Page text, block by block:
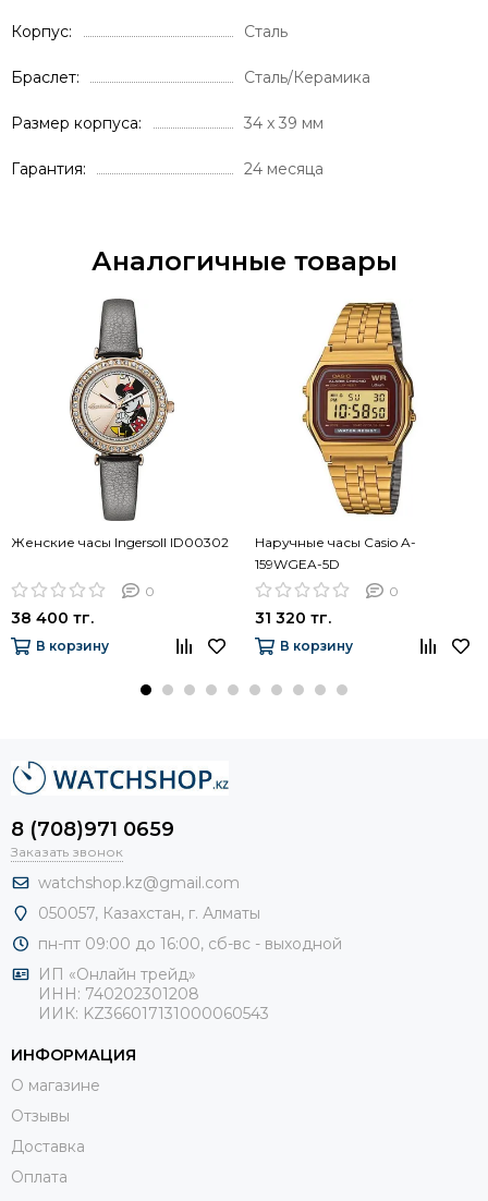
Корпус Сталь
Браслет Сталь/Керамика
Размер корпуса 34 x 39 мм
Гарантия 24 месяца
Аналогичные товары
Женские часы Ingersoll ID00302
0
38 400 тг.
В корзину
Наручные часы Casio A-
159WGEA-5D
0
31 320 тг.
В корзину
8 (708)971 0659
Заказать звонок
watchshop.kz@gmail.com
050057, Казахстан, г. Алматы
пн-пт 09:00 до 16:00, сб-вс - выходной
ИП «Онлайн трейд»
ИНН: 740202301208
ИИК: KZ366017131000060543
ИНФОРМАЦИЯ
О магазине
Отзывы
Доставка
Оплата